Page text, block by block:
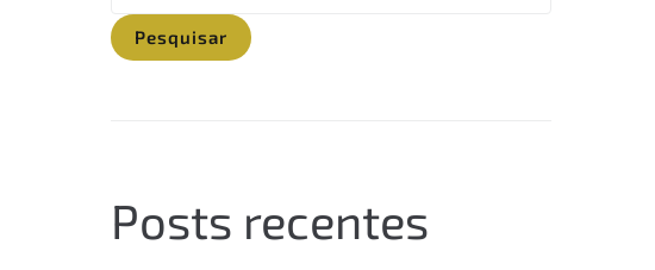
Pesquisar
Posts recentes